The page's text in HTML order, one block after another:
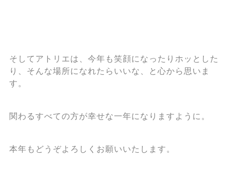
そしてアトリエは、今年も笑顔になったりホッとした
り、そんな場所になれたらいいな、と心から思いま
す。
関わるすべての方が幸せな一年になりますように。
本年もどうぞよろしくお願いいたします。